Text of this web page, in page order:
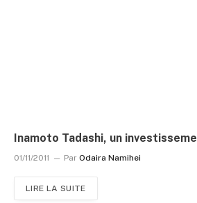
Inamoto Tadashi, un
01/11/2011 Par Odaira Namihei
LIRE LA SUITE